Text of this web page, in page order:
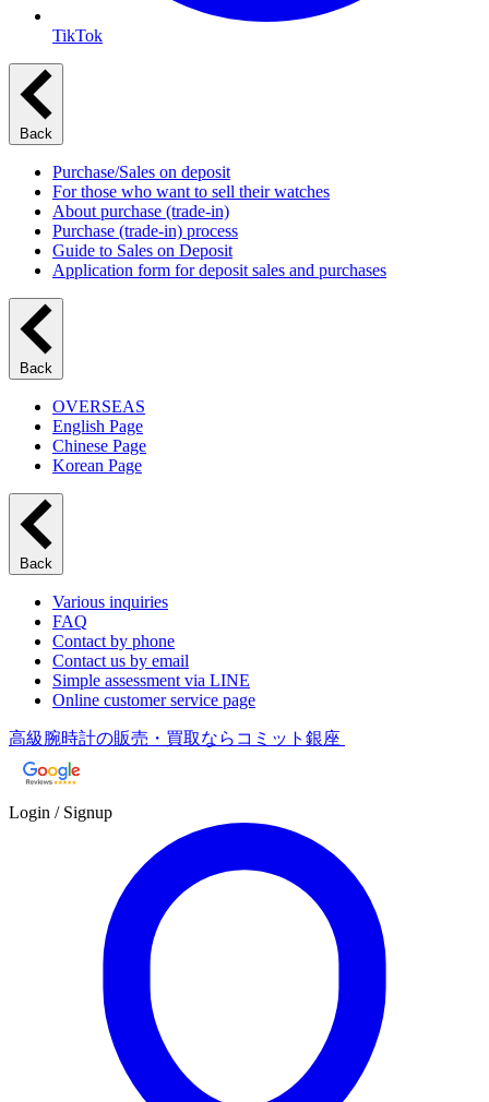
TikTok
Back
Purchase/Sales on deposit
For those who want to sell their watches
About purchase (trade-in)
Purchase (trade-in) process
Guide to Sales on Deposit
Application form for deposit sales and purchases
Back
OVERSEAS
English Page
Chinese Page
Korean Page
Back
Various inquiries
FAQ
Contact by phone
Contact us by email
Simple assessment via LINE
Online customer service page
高級腕時計の販売・買取ならコミット銀座
Login / Signup